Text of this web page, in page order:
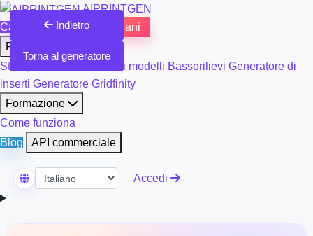
AIPRINTGEN
Catalogo Modelli 3D
Piani
Prodotti
Stampa 3D e rifinitura dei modelli Bassorilievi Generatore di
inserti Generatore Gridfinity
Formazione
Come funziona
Blog
API commerciale
Seleziona Lingua
Accedi
Indietro
Torna al generatore